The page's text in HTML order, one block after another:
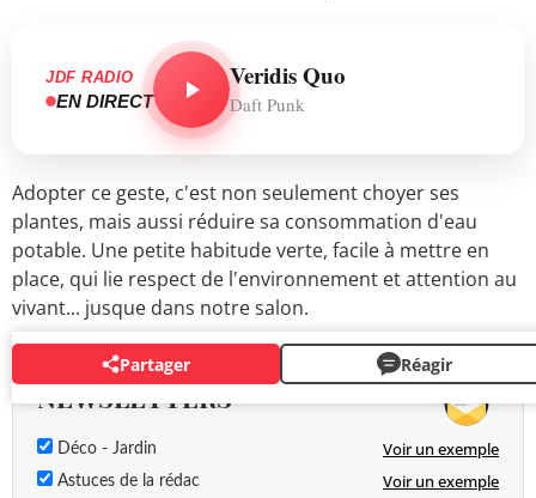
JDF RADIO
EN DIRECT
Veridis Quo
Daft Punk
Adopter ce geste, c'est non seulement choyer ses
plantes, mais aussi réduire sa consommation d'eau
potable. Une petite habitude verte, facile à mettre en
place, qui lie respect de l'environnement et attention au
vivant... jusque dans notre salon.
Partager Réagir
NEWSLETTERS
Déco - Jardin Voir un exemple
Astuces de la rédac Voir un exemple